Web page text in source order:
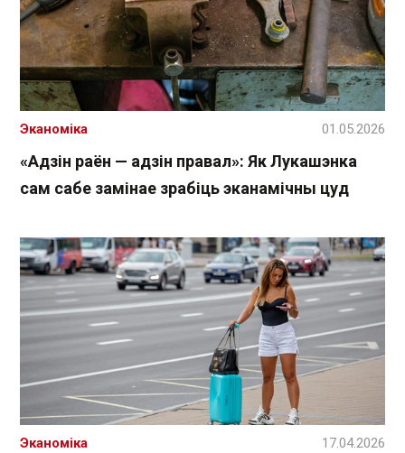
«Адзін раён — адзін правал»: Як Лукашэнка
сам сабе замінае зрабіць эканамічны цуд
Эканоміка 01.05.2026
Эканоміка 17.04.2026